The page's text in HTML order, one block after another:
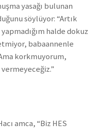
yasağı bulunan
söylüyor: “Artık
halde dokuz
babaannenle
korkmuyorum,
amca, “Biz HES